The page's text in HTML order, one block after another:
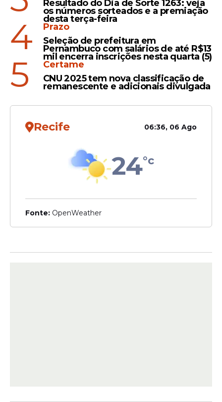
Tramitação na Câmara
ainda será analisada pelas comissões de
Seguridade Social e Família; de Finanças e
Tributação; e de Constituição e Justiça e de
Agência Câmara
Resultado do Dia de Sorte 1263: veja
os números sorteados e a premiação
desta terça-feira
4
Prazo
Seleção de prefeitura em
Pernambuco com salários de até R$13
mil encerra inscrições nesta quarta (5)
5
Certame
CNU 2025 tem nova classificação de
remanescente e adicionais divulgada
Recife 06:36, 06 Ago
24°c
Fonte: OpenWeather